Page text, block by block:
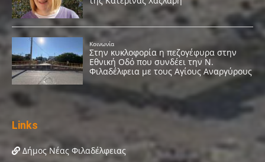
Links
Δήμος Νέας Φιλαδέλφειας